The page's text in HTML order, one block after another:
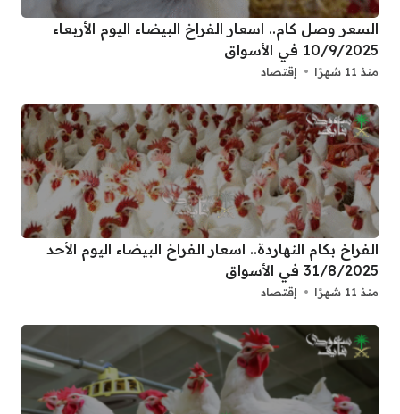
السعر وصل كام.. اسعار الفراخ البيضاء اليوم الأربعاء
10/9/2025 في الأسواق
منذ 11 شهرًا إقتصاد
الفراخ بكام النهاردة.. اسعار الفراخ البيضاء اليوم الأحد
31/8/2025 في الأسواق
منذ 11 شهرًا إقتصاد